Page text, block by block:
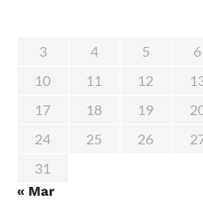
3
4 5 6
10
11 12
17
18 19
24
25 26
31
« Mar